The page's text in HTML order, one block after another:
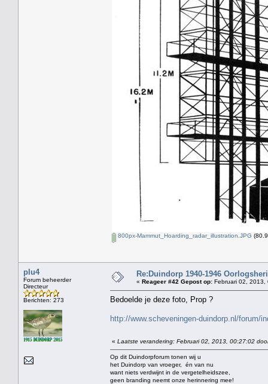
800px-Mammut_Hoarding_radar_illustration.JPG
plu4
Forum beheerder
Directeur
Berichten: 273
Re:Duindorp 1940-1946
« Reageer #42 Gepost op: Februari 02, 2013,
Bedoelde je deze foto, Prop ?
http://www.scheveningen-duindorp.nl/forum/
« Laatste verandering: Februari 02, 2013, 00:27:02
Op dit Duindorpforum tonen wij u
het Duindorp van vroeger, én van nu
want niets verdwijnt in de vergetelheidszee,
geen branding neemt onze herinnering mee!